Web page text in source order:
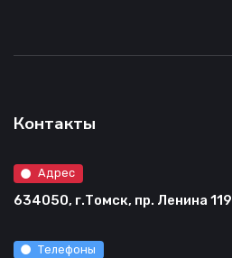
Контакты
Адрес
634050, г.Томск, пр. Ленина 119
Телефоны